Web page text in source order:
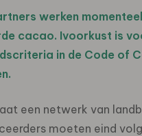
werken
cacao. Ivoorkust is
in de Code of
een netwerk van
moeten eind